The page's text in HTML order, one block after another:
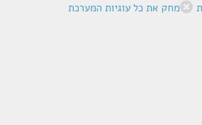
מחק את כל עוגיות המערכת